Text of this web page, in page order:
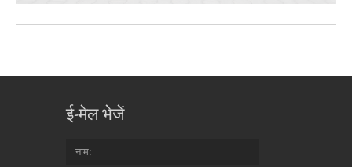
ई-मेल भेजें
नाम